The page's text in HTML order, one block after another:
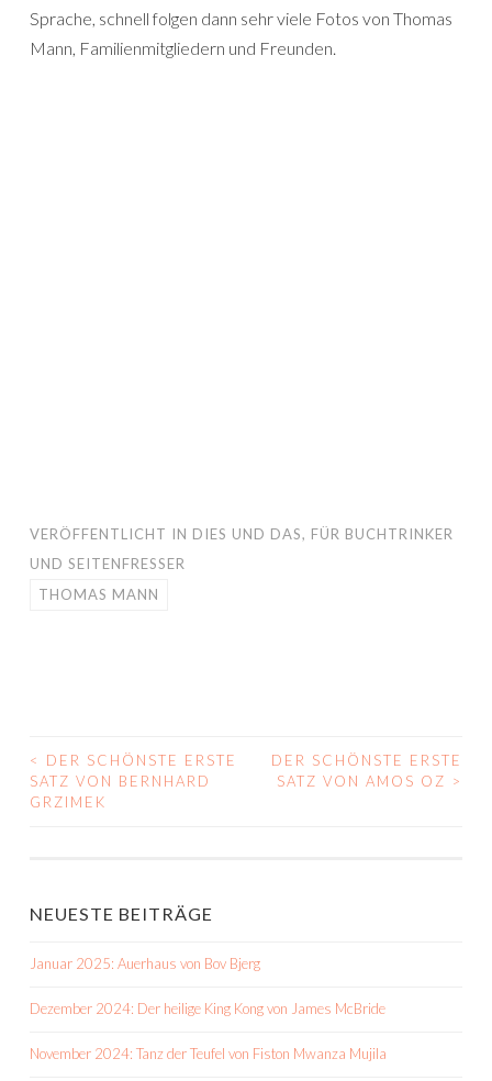
Sprache, schnell folgen dann sehr viele Fotos von Thomas
Mann, Familienmitgliedern und Freunden.
VERÖFFENTLICHT IN DIES UND DAS, FÜR BUCHTRINKER
UND SEITENFRESSER
THOMAS MANN
BEITRAGS-
NAVIGATION
<
DER SCHÖNSTE ERSTE
SATZ VON BERNHARD
GRZIMEK
DER SCHÖNSTE ERSTE
SATZ VON AMOS OZ >
NEUESTE BEITRÄGE
Januar 2025: Auerhaus von Bov Bjerg
Dezember 2024: Der heilige King Kong von James McBride
November 2024: Tanz der Teufel von Fiston Mwanza Mujila